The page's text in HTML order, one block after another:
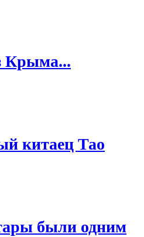
Крыма...
китаец Тао
были одним